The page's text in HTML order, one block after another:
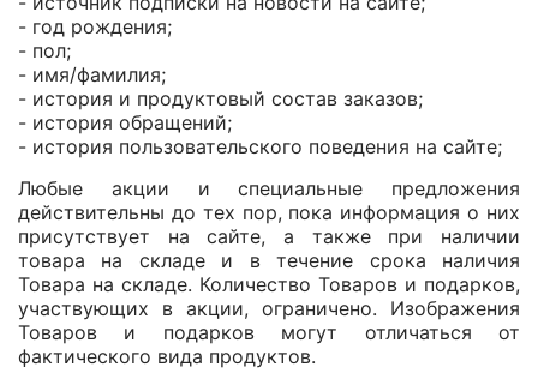
- год рождения;
- пол;
- имя/фамилия;
- история и продуктовый состав заказов;
- история обращений;
- история пользовательского поведения на сайте;
Любые акции и специальные предложения
действительны до тех пор, пока информация о них
присутствует на сайте, а также при наличии
товара на складе и в течение срока наличия
Товара на складе. Количество Товаров и подарков,
участвующих в акции, ограничено. Изображения
Товаров и подарков могут отличаться от
фактического вида продуктов.